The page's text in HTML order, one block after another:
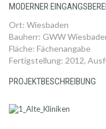
MODERNER
Ort: Wiesbaden
Bauherr: GWW
Fläche: Fächenangabe
Fertigstellung: 2012,
PROJEKTBESCHREIBUNG